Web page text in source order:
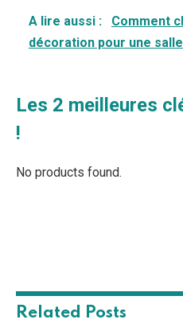
A lire aussi :
Comment
décoration pour une
Les 2 meilleures
!
No products found.
Related Posts